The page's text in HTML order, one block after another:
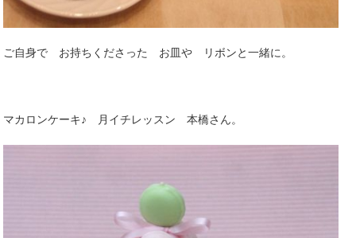
ご自身で お持ちくださった お皿や リボンと一緒に。
マカロンケーキ♪ 月イチレッスン 本橋さん。